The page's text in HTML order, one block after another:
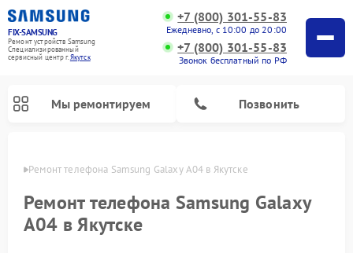
FIX-SAMSUNG
Ремонт устройств Samsung
Специализированный
cервисный центр г.Якутск
+7 (800) 301-55-83
Ежедневно, с 10:00 до 20:00
+7 (800) 301-55-83
Звонок бесплатный по РФ
Мы ремонтируем Позвонить
Ремонт телефона Samsung Galaxy A04 в Якутске
Ремонт телефона Samsung Galaxy
A04 в Якутске